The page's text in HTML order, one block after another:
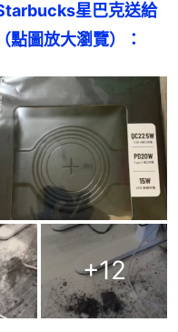
星巴克送給
點圖放大瀏覽）：
+12